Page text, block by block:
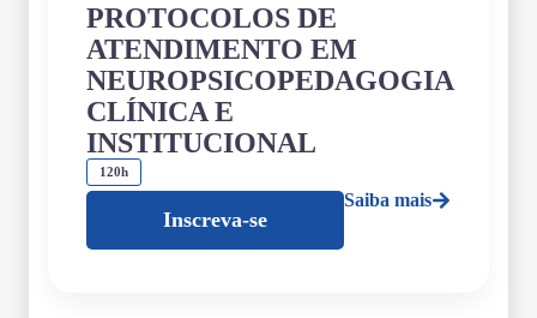
PROTOCOLOS DE
ATENDIMENTO EM
NEUROPSICOPEDAGOGIA
CLÍNICA E
INSTITUCIONAL
120h
Inscreva-se
Saiba mais